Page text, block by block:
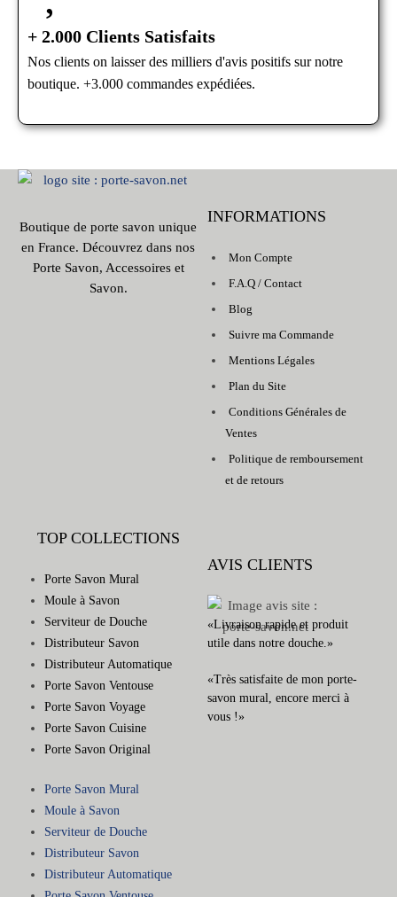
+ 2.000 Clients Satisfaits
Nos clients on laisser des milliers d'avis positifs sur notre
boutique. +3.000 commandes expédiées.
Boutique de porte savon unique
en France. Découvrez dans nos
Porte Savon, Accessoires et
Savon.
INFORMATIONS
Mon Compte
F.A.Q / Contact
Blog
Suivre ma Commande
Mentions Légales
Plan du Site
Conditions Générales de
Ventes
Politique de remboursement
et de retours
TOP COLLECTIONS
Porte Savon Mural
Moule à Savon
Serviteur de Douche
Distributeur Savon
Distributeur Automatique
Porte Savon Ventouse
Porte Savon Voyage
Porte Savon Cuisine
Porte Savon Original
Porte Savon Mural
Moule à Savon
Serviteur de Douche
Distributeur Savon
Distributeur Automatique
AVIS CLIENTS
«Livraison rapide et produit
utile dans notre douche.»
«Très satisfaite de mon porte-
savon mural, encore merci à
vous !»